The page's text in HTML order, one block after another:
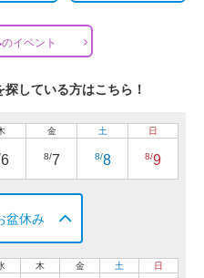
のイベント
している方はこちら！
6
金
8/7
土
8/8
日
8/9
盆休み
木 金 土 日